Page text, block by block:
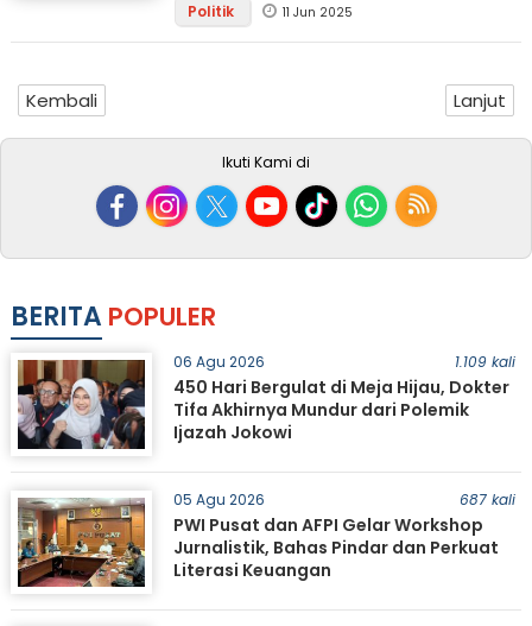
Politik 11 Jun 2025
Kembali Lanjut
Ikuti Kami di
BERITA POPULER
06 Agu 2026 1.109 kali
450 Hari Bergulat di Meja Hijau, Dokter
Tifa Akhirnya Mundur dari Polemik
Ijazah Jokowi
05 Agu 2026 687 kali
PWI Pusat dan AFPI Gelar Workshop
Jurnalistik, Bahas Pindar dan Perkuat
Literasi Keuangan